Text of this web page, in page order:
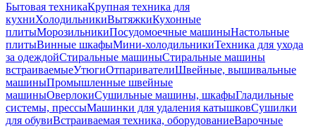
Бытовая техникаКрупная техника для
кухниХолодильникиВытяжкиКухонные
плитыМорозильникиПосудомоечные машиныНастольные
плитыВинные шкафыМини-холодильникиТехника для ухода
за одеждойСтиральные машиныСтиральные машины
встраиваемыеУтюгиОтпаривателиШвейные, вышивальные
машиныПромышленные швейные
машиныОверлокиСушильные машины, шкафыГладильные
системы, прессыМашинки для удаления катышковСушилки
для обувиВстраиваемая техника, оборудованиеВарочные